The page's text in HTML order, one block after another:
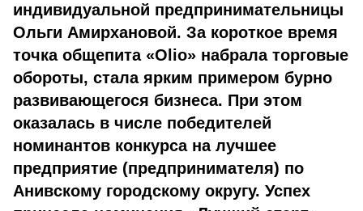
индивидуальной предпринимательницы
Ольги Амирхановой. За короткое время
точка общепита «Olio» набрала торговые
обороты, стала ярким примером бурно
развивающегося бизнеса. При этом
оказалась в числе победителей
номинантов конкурса на лучшее
предприятие (предпринимателя) по
Анивскому городскому округу. Успех